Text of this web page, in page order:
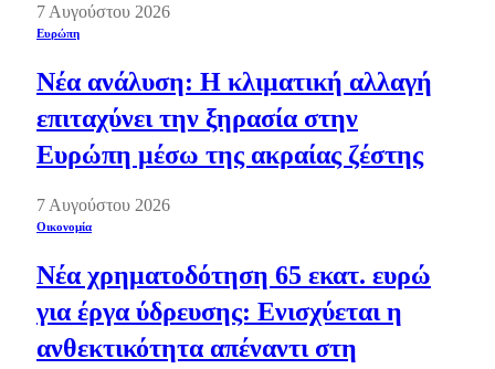
7 Αυγούστου 2026
Ευρώπη
Νέα ανάλυση: Η κλιματική αλλαγή
επιταχύνει την ξηρασία στην
Ευρώπη μέσω της ακραίας ζέστης
7 Αυγούστου 2026
Οικονομία
Νέα χρηματοδότηση 65 εκατ. ευρώ
για έργα ύδρευσης: Ενισχύεται η
ανθεκτικότητα απέναντι στη